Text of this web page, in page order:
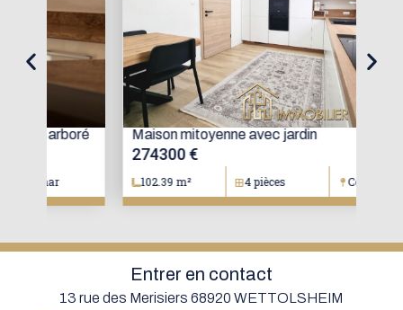
Maison mitoyenne avec jardin
4 pièces Colmar
Entrer en contact
13 rue des Merisiers 68920 WETTOLSHEIM